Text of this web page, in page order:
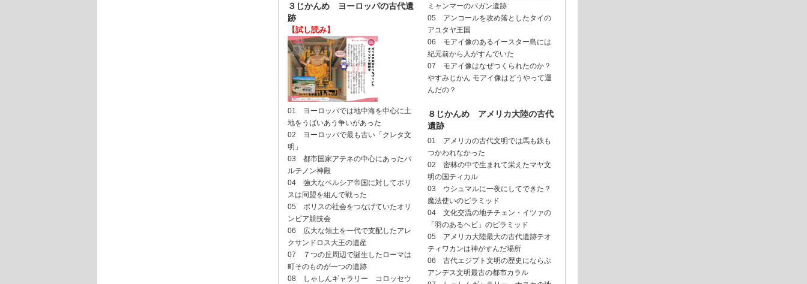
３じかんめ ヨーロッパの古代遺
跡
【試し読み】
01 ヨーロッパでは地中海を中心に土
地をうばいあう争いがあった
02 ヨーロッパで最も古い「クレタ文
明」
03 都市国家アテネの中心にあったパ
ルテノン神殿
04 強大なペルシア帝国に対してポリ
スは同盟を組んで戦った
05 ポリスの社会をつなげていたオリ
ンピア競技会
06 広大な領土を一代で支配したアレ
クサンドロス大王の遺産
07 ７つの丘周辺で誕生したローマは
町そのものが一つの遺跡
08 しゃしんギャラリー コロッセウ
ミャンマーのバガン遺跡
05 アンコールを攻め落としたタイの
アユタヤ王国
06 モアイ像のあるイースター島には
紀元前から人がすんでいた
07 モアイ像はなぜつくられたのか？
やすみじかん モアイ像はどうやって運
んだの？
８じかんめ アメリカ大陸の古代
遺跡
01 アメリカの古代文明では馬も鉄も
つかわれなかった
02 密林の中で生まれて栄えたマヤ文
明の国ティカル
03 ウシュマルに一夜にしてできた？
魔法使いのピラミッド
04 文化交流の地チチェン・イツァの
「羽のあるヘビ」のピラミッド
05 アメリカ大陸最大の古代遺跡テオ
ティワカンは神がすんだ場所
06 古代エジプト文明の歴史にならぶ
アンデス文明最古の都市カラル